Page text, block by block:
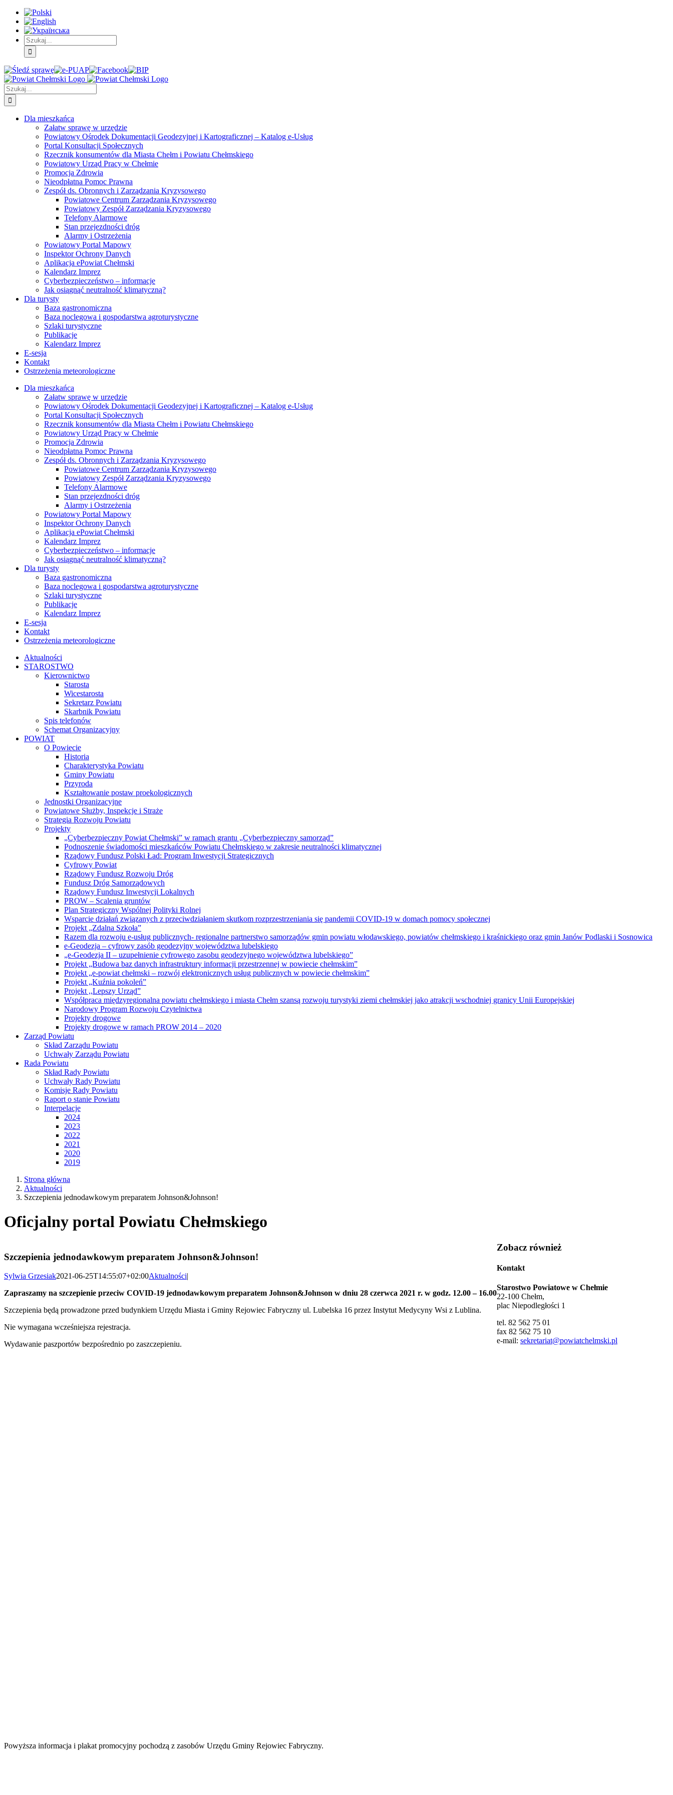
Skip
Treść
główna
Skip
Menu
główne
Skip
Menu
dodatkowe
Szukaj
Śledź
sprawę
E-
PUAP
Facebook BIP Instagram
Szukaj
Dla mieszkańca
Załatw sprawę w urzędzie
Powiatowy Ośrodek Dokumentacji Geodezyjnej i Kartograficznej – Katalog e-Usług
Portal Konsultacji Społecznych
Rzecznik konsumentów dla Miasta Chełm i Powiatu Chełmskiego
Powiatowy Urząd Pracy w Chełmie
Promocja Zdrowia
Nieodpłatna Pomoc Prawna
Zespół ds. Obronnych i Zarządzania Kryzysowego
Powiatowe Centrum Zarządzania Kryzysowego
Powiatowy Zespół Zarządzania Kryzysowego
Telefony Alarmowe
Stan przejezdności dróg
Alarmy i Ostrzeżenia
Powiatowy Portal Mapowy
Inspektor Ochrony Danych
Aplikacja ePowiat Chełmski
Kalendarz Imprez
Cyberbezpieczeństwo – informacje
Jak osiągnąć neutralność klimatyczną?
Dla turysty
Baza gastronomiczna
Baza noclegowa i gospodarstwa agroturystyczne
Szlaki turystyczne
Publikacje
Kalendarz Imprez
E-sesja
Kontakt
Ostrzeżenia meteorologiczne
Dla mieszkańca
Załatw sprawę w urzędzie
Powiatowy Ośrodek Dokumentacji Geodezyjnej i Kartograficznej – Katalog e-Usług
Portal Konsultacji Społecznych
Rzecznik konsumentów dla Miasta Chełm i Powiatu Chełmskiego
Powiatowy Urząd Pracy w Chełmie
Promocja Zdrowia
Nieodpłatna Pomoc Prawna
Zespół ds. Obronnych i Zarządzania Kryzysowego
Powiatowe Centrum Zarządzania Kryzysowego
Powiatowy Zespół Zarządzania Kryzysowego
Telefony Alarmowe
Stan przejezdności dróg
Alarmy i Ostrzeżenia
Powiatowy Portal Mapowy
Inspektor Ochrony Danych
Aplikacja ePowiat Chełmski
Kalendarz Imprez
Cyberbezpieczeństwo – informacje
Jak osiągnąć neutralność klimatyczną?
Dla turysty
Baza gastronomiczna
Baza noclegowa i gospodarstwa agroturystyczne
Szlaki turystyczne
Publikacje
Kalendarz Imprez
E-sesja
Kontakt
Ostrzeżenia meteorologiczne
Aktualności
STAROSTWO
Kierownictwo
Starosta
Wicestarosta
Sekretarz Powiatu
Skarbnik Powiatu
Spis telefonów
Schemat Organizacyjny
POWIAT
O Powiecie
Historia
Charakterystyka Powiatu
Gminy Powiatu
Przyroda
Kształtowanie postaw proekologicznych
Jednostki Organizacyjne
Powiatowe Służby, Inspekcje i Straże
Strategia Rozwoju Powiatu
Projekty
„Cyberbezpieczny Powiat Chełmski” w ramach grantu „Cyberbezpieczny samorząd”
Podnoszenie świadomości mieszkańców Powiatu Chełmskiego w zakresie neutralności klimatycznej
Rządowy Fundusz Polski Ład: Program Inwestycji Strategicznych
Cyfrowy Powiat
Rządowy Fundusz Rozwoju Dróg
Fundusz Dróg Samorządowych
Rządowy Fundusz Inwestycji Lokalnych
PROW – Scalenia gruntów
Plan Strategiczny Wspólnej Polityki Rolnej
Wsparcie działań związanych z przeciwdziałaniem skutkom rozprzestrzeniania się pandemii COVID-19 w domach pomocy społecznej
Projekt „Zdalna Szkoła”
Razem dla rozwoju e-usług publicznych- regionalne partnerstwo samorządów gmin powiatu włodawskiego, powiatów chełmskiego i kraśnickiego oraz gmin Janów Podlaski i Sosnowica
e-Geodezja – cyfrowy zasób geodezyjny województwa lubelskiego
„e-Geodezja II – uzupełnienie cyfrowego zasobu geodezyjnego województwa lubelskiego”
Projekt „Budowa baz danych infrastruktury informacji przestrzennej w powiecie chełmskim”
Projekt „e-powiat chełmski – rozwój elektronicznych usług publicznych w powiecie chełmskim”
Projekt „Kuźnia pokoleń”
Projekt ,,Lepszy Urząd”
Współpraca międzyregionalna powiatu chełmskiego i miasta Chełm szansą rozwoju turystyki ziemi chełmskiej jako atrakcji wschodniej granicy Unii Europejskiej
Narodowy Program Rozwoju Czytelnictwa
Projekty drogowe
Projekty drogowe w ramach PROW 2014 – 2020
Zarząd Powiatu
Skład Zarządu Powiatu
Uchwały Zarządu Powiatu
Rada Powiatu
Skład Rady Powiatu
Uchwały Rady Powiatu
Komisje Rady Powiatu
Raport o stanie Powiatu
Interpelacje
2024
2023
2022
2021
2020
2019
Strona główna
Aktualności
Szczepienia jednodawkowym preparatem Johnson&Johnson!
Oficjalny portal Powiatu Chełmskiego
Szczepienia jednodawkowym preparatem Johnson&Johnson!
Sylwia Grzesiak2021-06-25T14:55:07+02:00Aktualności|
Zapraszamy na szczepienie przeciw COVID-19 jednodawkowym preparatem Johnson&Johnson w dniu 28 czerwca 2021 r. w godz. 12.00 – 16.00
Szczepienia będą prowadzone przed budynkiem Urzędu Miasta i Gminy Rejowiec Fabryczny ul. Lubelska 16 przez Instytut Medycyny Wsi z Lublina.
Nie wymagana wcześniejsza rejestracja.
Wydawanie paszportów bezpośrednio po zaszczepieniu.
Powyższa informacja i plakat promocyjny pochodzą z zasobów Urzędu Gminy Rejowiec Fabryczny.
Zobacz również
Kontakt
Starostwo Powiatowe w Chełmie
22-100 Chełm,
plac Niepodległości 1
tel. 82 562 75 01
fax 82 562 75 10
e-mail: sekretariat@powiatchelmski.pl